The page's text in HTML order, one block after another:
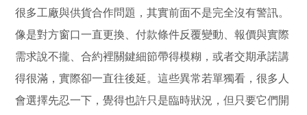
很多工廠與供貨合作問題，其實前面不是完全沒有警訊。
像是對方窗口一直更換、付款條件反覆變動、報價與實際
需求說不攏、合約裡關鍵細節帶得模糊，或者交期承諾講
得很滿，實際卻一直往後延。這些異常若單獨看，很多人
會選擇先忍一下，覺得也許只是臨時狀況，但只要它們開